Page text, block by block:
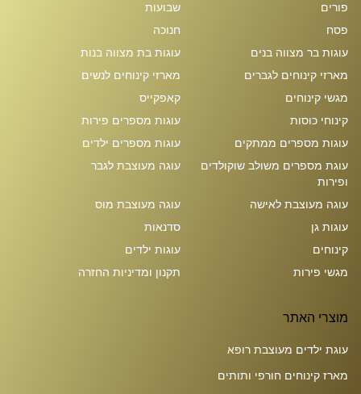
פורים
שבועות
פסח
חנוכה
עוגות בר מצווה בנים
עוגות בת מצווה בנות
מארזי קינוחים לגברים
מארזי קינוחים לנשים
מגשי קינוחים
קאפקייס
קינוחי כוסות
עוגות מספרים פירות
עוגות מספרים ממתקים
עוגות מספרים ילדים
עוגת מספרים משולב שוקולדים
ופירות
עוגה מעוצבת לגבר
עוגה מעוצבת לאישה
עוגה מעוצבת מוס
עוגות גן
סדנאות
קינוחים
עוגות ילדים
מגשי פירות
תקנון ומדיניות החזרה
מוצרי האתר
עוגת ילדים מעוצבת רופא
מארז קינוחים חורפי ותותים